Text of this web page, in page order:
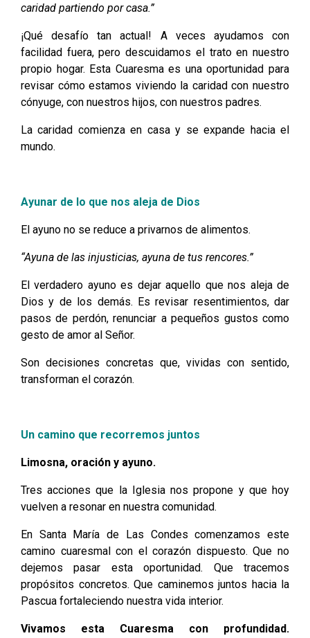
caridad partiendo por casa.”
¡Qué desafío tan actual! A veces ayudamos con
facilidad fuera, pero descuidamos el trato en nuestro
propio hogar. Esta Cuaresma es una oportunidad para
revisar cómo estamos viviendo la caridad con nuestro
cónyuge, con nuestros hijos, con nuestros padres.
La caridad comienza en casa y se expande hacia el
mundo.
Ayunar de lo que nos aleja de Dios
El ayuno no se reduce a privarnos de alimentos.
“Ayuna de las injusticias, ayuna de tus rencores.”
El verdadero ayuno es dejar aquello que nos aleja de
Dios y de los demás. Es revisar resentimientos, dar
pasos de perdón, renunciar a pequeños gustos como
gesto de amor al Señor.
Son decisiones concretas que, vividas con sentido,
transforman el corazón.
Un camino que recorremos juntos
Limosna, oración y ayuno.
Tres acciones que la Iglesia nos propone y que hoy
vuelven a resonar en nuestra comunidad.
En Santa María de Las Condes comenzamos este
camino cuaresmal con el corazón dispuesto. Que no
dejemos pasar esta oportunidad. Que tracemos
propósitos concretos. Que caminemos juntos hacia la
Pascua fortaleciendo nuestra vida interior.
Vivamos esta Cuaresma con profundidad.